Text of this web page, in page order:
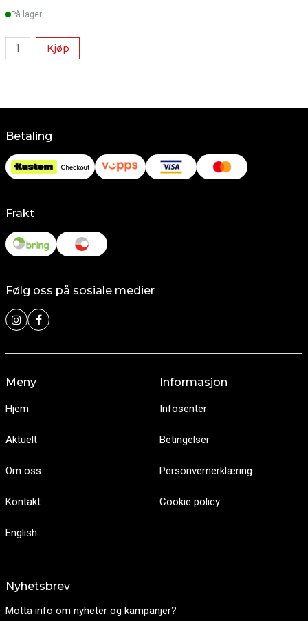
På lager
Kjøp
Betaling
Frakt
Følg oss på sosiale medier
Meny
Hjem
Aktuelt
Om oss
Kontakt
English
Informasjon
Infosenter
Betingelser
Personvernerklæring
Cookie policy
Nyhetsbrev
Motta info om nyheter og kampanjer?